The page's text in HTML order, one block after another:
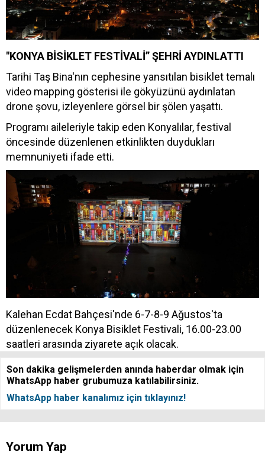
"KONYA BİSİKLET FESTİVALİ” ŞEHRİ AYDINLATTI
Tarihi Taş Bina'nın cephesine yansıtılan bisiklet temalı
video mapping gösterisi ile gökyüzünü aydınlatan
drone şovu, izleyenlere görsel bir şölen yaşattı.
Programı aileleriyle takip eden Konyalılar, festival
öncesinde düzenlenen etkinlikten duydukları
memnuniyeti ifade etti.
Kalehan Ecdat Bahçesi'nde 6-7-8-9 Ağustos'ta
düzenlenecek Konya Bisiklet Festivali, 16.00-23.00
saatleri arasında ziyarete açık olacak.
Son dakika gelişmelerden anında haberdar olmak için
WhatsApp haber grubumuza katılabilirsiniz.
WhatsApp haber kanalımız için tıklayınız!
Yorum Yap